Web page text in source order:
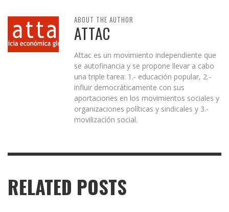
ABOUT THE AUTHOR
ATTAC
Attac es un movimiento independiente que
se autofinancia y se propone llevar a cabo
una triple tarea: 1.- educación popular, 2.-
influir democráticamente con sus
aportaciones en los movimientos sociales y
organizaciones políticas y sindicales y 3.-
movilización social.
RELATED POSTS